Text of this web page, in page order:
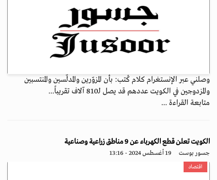
وصلني عبر الإنستغرام كلام كُتب: بأن المزوّرين والمدلّسين والمنتسبين
والمزدوجين في الكويت عددهم قد يصل لـ810 آلاف تقريباً...
متابعة القراءة ...
الكويت تعلن قطع الكهرباء عن 9 مناطق زراعية وصناعية
جسور بوست 19 أغسطس 2024 - 13:16
اقتصاد